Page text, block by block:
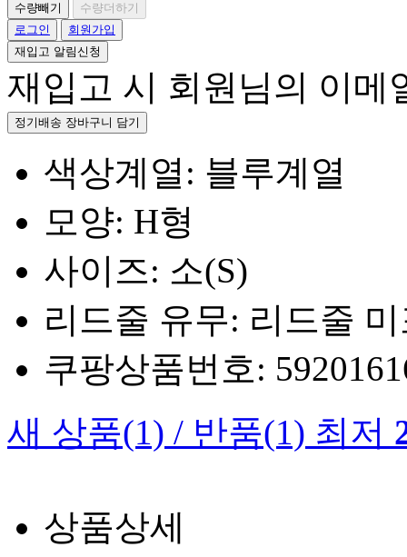
수량빼기
수량더하기
로그인
회원가입
재입고 알림신청
재입고 시 회원님의 이메
정기배송 장바구니 담기
색상계열: 블루계열
모양: H형
사이즈: 소(S)
리드줄 유무: 리드줄
쿠팡상품번호:
새 상품(1) / 반품(1) 최저
상품상세